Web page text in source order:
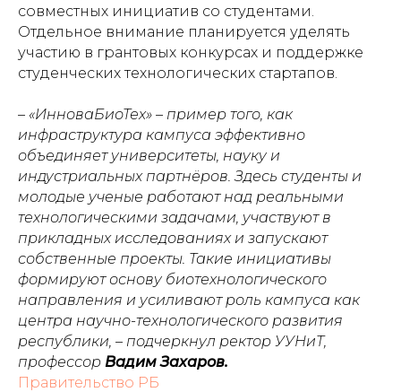
совместных инициатив со студентами.
Отдельное внимание планируется уделять
участию в грантовых конкурсах и поддержке
студенческих технологических стартапов.
– «ИнноваБиоТех» – пример того, как
инфраструктура кампуса эффективно
объединяет университеты, науку и
индустриальных партнёров. Здесь студенты и
молодые ученые работают над реальными
технологическими задачами, участвуют в
прикладных исследованиях и запускают
собственные проекты. Такие инициативы
формируют основу биотехнологического
направления и усиливают роль кампуса как
центра научно-технологического развития
республики, – подчеркнул ректор УУНиТ,
профессор Вадим Захаров.
Правительство РБ